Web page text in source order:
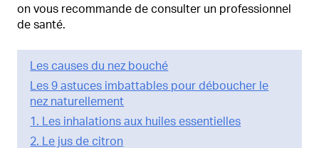
on vous recommande de consulter un professionnel
de santé.
Les causes du nez bouché
Les 9 astuces imbattables pour déboucher le
nez naturellement
1. Les inhalations aux huiles essentielles
2. Le jus de citron